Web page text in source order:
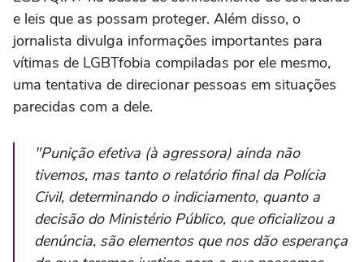
e leis que as possam proteger. Além disso, o
jornalista divulga informações importantes para
vítimas de LGBTfobia compiladas por ele mesmo,
uma tentativa de direcionar pessoas em situações
parecidas com a dele.
"Punição efetiva (à agressora) ainda não
tivemos, mas tanto o relatório final da Polícia
Civil, determinando o indiciamento, quanto a
decisão do Ministério Público, que oficializou a
denúncia, são elementos que nos dão esperança